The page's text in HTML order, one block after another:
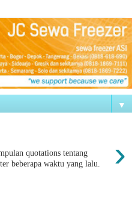
▼
›
quotations tentang
beberapa waktu yang lalu.